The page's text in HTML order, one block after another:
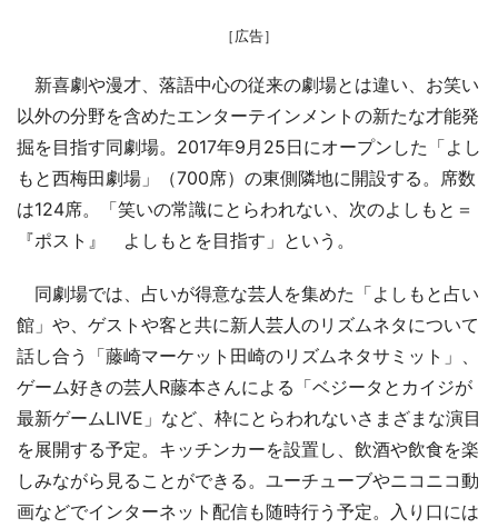
［広告］
新喜劇や漫才、落語中心の従来の劇場とは違い、お笑い
以外の分野を含めたエンターテインメントの新たな才能発
掘を目指す同劇場。2017年9月25日にオープンした「よし
もと西梅田劇場」（700席）の東側隣地に開設する。席数
は124席。「笑いの常識にとらわれない、次のよしもと＝
『ポスト』 よしもとを目指す」という。
同劇場では、占いが得意な芸人を集めた「よしもと占い
館」や、ゲストや客と共に新人芸人のリズムネタについて
話し合う「藤崎マーケット田崎のリズムネタサミット」、
ゲーム好きの芸人R藤本さんによる「ベジータとカイジが
最新ゲームLIVE」など、枠にとらわれないさまざまな演目
を展開する予定。キッチンカーを設置し、飲酒や飲食を楽
しみながら見ることができる。ユーチューブやニコニコ動
画などでインターネット配信も随時行う予定。入り口には